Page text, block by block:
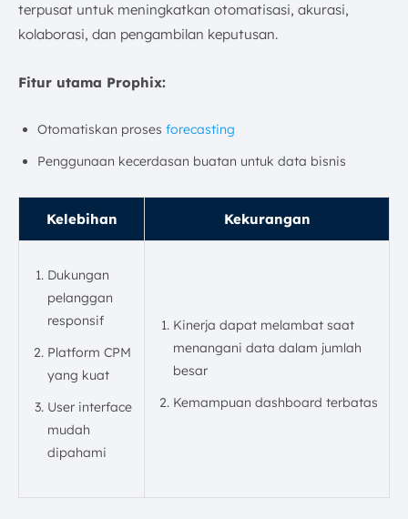
terpusat untuk meningkatkan otomatisasi, akurasi,
kolaborasi, dan pengambilan keputusan.
Fitur utama Prophix:
Otomatiskan proses forecasting
Penggunaan kecerdasan buatan untuk data bisnis
Kelebihan Kekurangan
Dukungan
pelanggan
responsif
Platform CPM
yang kuat
User interface
mudah
dipahami
Kinerja dapat melambat saat
menangani data dalam jumlah
besar
Kemampuan dashboard terbatas